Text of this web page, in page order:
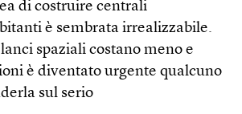
di costruire centrali
è sembrata irrealizzabile.
spaziali costano meno e
è diventato urgente qualcuno
sul serio